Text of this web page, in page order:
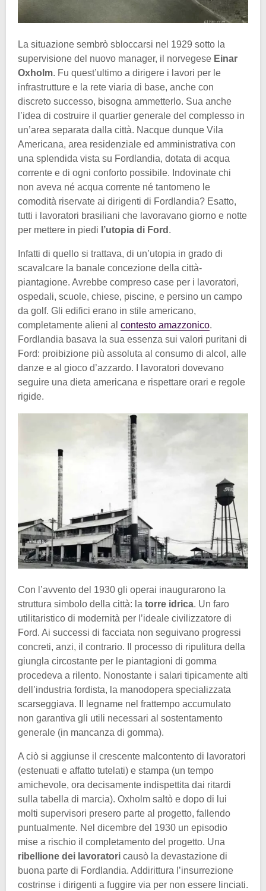
La situazione sembrò sbloccarsi nel 1929 sotto la
supervisione del nuovo manager, il norvegese Einar
Oxholm. Fu quest’ultimo a dirigere i lavori per le
infrastrutture e la rete viaria di base, anche con
discreto successo, bisogna ammetterlo. Sua anche
l’idea di costruire il quartier generale del complesso in
un’area separata dalla città. Nacque dunque Vila
Americana, area residenziale ed amministrativa con
una splendida vista su Fordlandia, dotata di acqua
corrente e di ogni conforto possibile. Indovinate chi
non aveva né acqua corrente né tantomeno le
comodità riservate ai dirigenti di Fordlandia? Esatto,
tutti i lavoratori brasiliani che lavoravano giorno e notte
per mettere in piedi l’utopia di Ford .
Infatti di quello si trattava, di un’utopia in grado di
scavalcare la banale concezione della città-
piantagione. Avrebbe compreso case per i lavoratori,
ospedali, scuole, chiese, piscine, e persino un campo
da golf. Gli edifici erano in stile americano,
completamente alieni al contesto amazzonico.
Fordlandia basava la sua essenza sui valori puritani di
Ford: proibizione più assoluta al consumo di alcol, alle
danze e al gioco d’azzardo. I lavoratori dovevano
seguire una dieta americana e rispettare orari e regole
rigide.
Con l’avvento del 1930 gli operai inaugurarono la
struttura simbolo della città: la torre idrica. Un faro
utilitaristico di modernità per l’ideale civilizzatore di
Ford. Ai successi di facciata non seguivano progressi
concreti, anzi, il contrario. Il processo di ripulitura della
giungla circostante per le piantagioni di gomma
procedeva a rilento. Nonostante i salari tipicamente alti
dell’industria fordista, la manodopera specializzata
scarseggiava. Il legname nel frattempo accumulato
non garantiva gli utili necessari al sostentamento
generale (in mancanza di gomma).
A ciò si aggiunse il crescente malcontento di lavoratori
(estenuati e affatto tutelati) e stampa (un tempo
amichevole, ora decisamente indispettita dai ritardi
sulla tabella di marcia). Oxholm saltò e dopo di lui
molti supervisori presero parte al progetto, fallendo
puntualmente. Nel dicembre del 1930 un episodio
mise a rischio il completamento del progetto. Una
ribellione dei lavoratori causò la devastazione di
buona parte di Fordlandia. Addirittura l’insurrezione
costrinse i dirigenti a fuggire via per non essere linciati.